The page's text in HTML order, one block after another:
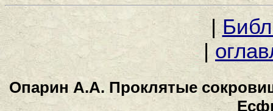
|
|
Опарин А.А. Проклятые